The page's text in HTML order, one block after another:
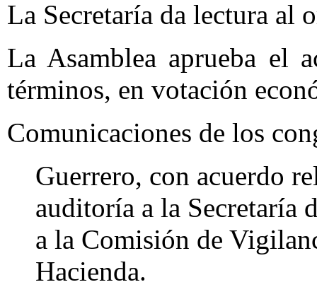
La Secretaría da lectura al
La Asamblea aprueba el
términos, en votación
Comunicaciones de los
Guerrero, con acuerdo
auditoría a la Secretaría
a la Comisión de
Hacienda.